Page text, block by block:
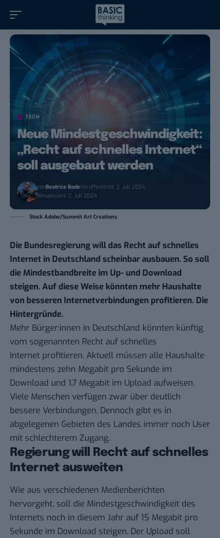
TECH
Neue Mindestgeschwindigkeit:
„Recht auf schnelles Internet“
soll ausgebaut werden
vonBeatrice BodeVeröffentlicht: 2. Juli 2024
Aktualisiert: 2. Juli 2024
Stock Adobe/Summit Art Creations
Die Bundesregierung will das Recht auf schnelles
Internet in Deutschland scheinbar ausbauen. So soll
die Mindestbandbreite im Up- und Download
steigen. Auf diese Weise könnten mehr Haushalte
von besseren Internetverbindungen profitieren. Die
Hintergründe.
Mehr Bürger:innen in Deutschland könnten künftig
vom sogenannten Recht auf schnelles
Internet profitieren. Aktuell müssen alle Haushalte
mindestens zehn Megabit pro Sekunde im
Download und 1,7 Megabit im Upload aufweisen.
Viele Menschen verfügen zwar über deutlich
bessere Verbindungen. Dennoch gibt es in
abgelegenen Gebieten des Landes immer noch User
mit schlechterem Zugang.
Regierung will Recht auf schnelles
Internet ausweiten
Wie aus verschiedenen Medienberichten
hervorgeht, soll die Mindestgeschwindigkeit des
Internets noch in diesem Jahr auf 15 Megabit pro
Sekunde im Download steigen. Der Upload soll